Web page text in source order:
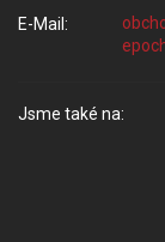
E-Mail:
Jsme také na: